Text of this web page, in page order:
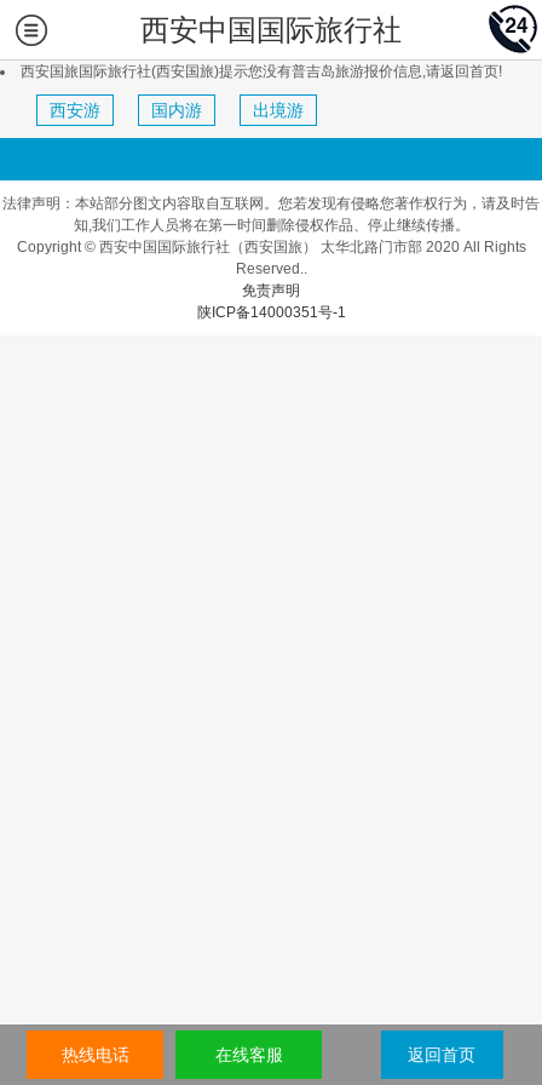
西安中国国际旅行社
西安国旅国际旅行社(西安国旅)提示您没有普吉岛旅游报价信息,请返回首页!
西安游 国内游 出境游
法律声明：本站部分图文内容取自互联网。您若发现有侵略您著作权行为，请及时告
知,我们工作人员将在第一时间删除侵权作品、停止继续传播。
Copyright © 西安中国国际旅行社（西安国旅） 太华北路门市部 2020 All Rights
Reserved..
免责声明
陕ICP备14000351号-1
热线电话 在线客服 返回首页